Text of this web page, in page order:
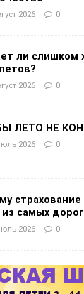
2026 0
ли слишком
2026 0
ЛЕТО НЕ
2026 0
самых
2026 0